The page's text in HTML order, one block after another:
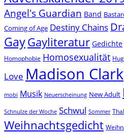
Angel's Guardian Band
Coming of Age Destiny Chains
GayGayliteratur Gedichte
Homophobie Homosexualität
Love Madison Clark
mobi Musik Neuerscheinung New Adult
Schnulze der Woche Schwul Sommer
Weihnachtsgedicht